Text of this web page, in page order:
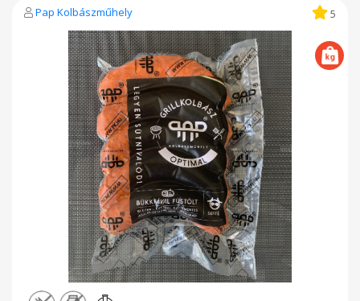
Pap Kolbászműhely 5